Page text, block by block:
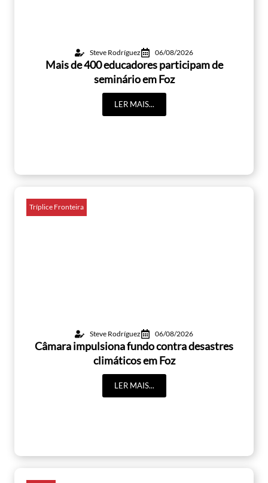
Steve Rodríguez 06/08/2026
Mais de 400 educadores participam de
seminário em Foz
LER MAIS...
Tríplice Fronteira
Steve Rodríguez 06/08/2026
Câmara impulsiona fundo contra desastres
climáticos em Foz
LER MAIS...